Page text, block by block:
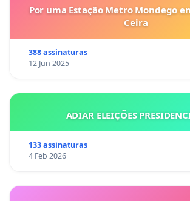
Por uma Estação Metro Mondego
Ceira
388 assinaturas
12 Jun 2025
ADIAR ELEIÇÕES
133 assinaturas
4 Feb 2026